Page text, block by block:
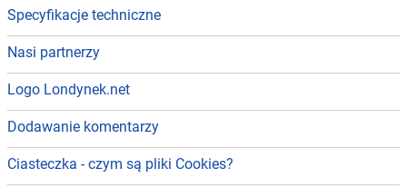
Specyfikacje techniczne
Nasi partnerzy
Logo Londynek.net
Dodawanie komentarzy
Ciasteczka - czym są pliki Cookies?